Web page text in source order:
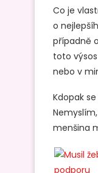
Co je
o
případně
toto
nebo v
Kdopak
menšina